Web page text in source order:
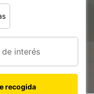
recogida